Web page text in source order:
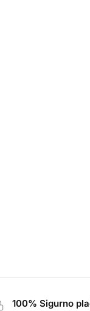
100% Sigurno